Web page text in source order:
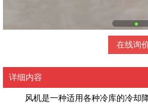
在线询
详细内容
风机是一种适用各种冷库的冷却降